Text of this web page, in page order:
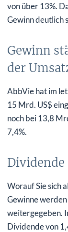
von über 13%.
Gewinn deutlich
Gewinn
der
AbbVie hat im
15 Mrd. US$
noch bei 13,8
7,4%.
Dividende
Worauf Sie sich
Gewinne
weitergegeben.
Dividende von